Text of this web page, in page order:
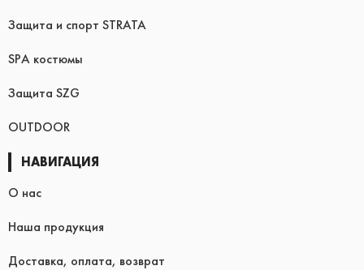
Защита и спорт STRATA
SPA костюмы
Защита SZG
OUTDOOR
НАВИГАЦИЯ
О нас
Наша продукция
Доставка, оплата, возврат